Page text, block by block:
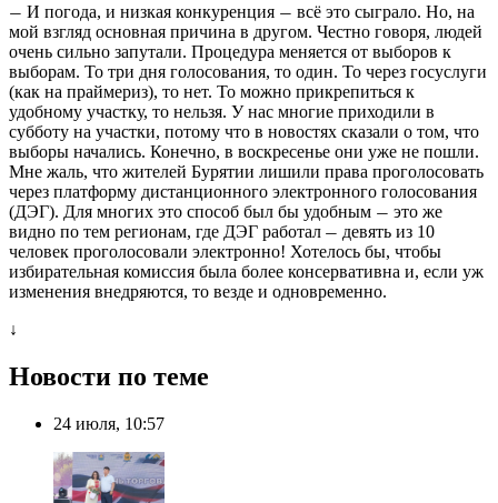
— И погода, и низкая конкуренция — всё это сыграло. Но, на
мой взгляд основная причина в другом. Честно говоря, людей
очень сильно запутали. Процедура меняется от выборов к
выборам. То три дня голосования, то один. То через госуслуги
(как на праймериз), то нет. То можно прикрепиться к
удобному участку, то нельзя. У нас многие приходили в
субботу на участки, потому что в новостях сказали о том, что
выборы начались. Конечно, в воскресенье они уже не пошли.
Мне жаль, что жителей Бурятии лишили права проголосовать
через платформу дистанционного электронного голосования
(ДЭГ). Для многих это способ был бы удобным — это же
видно по тем регионам, где ДЭГ работал — девять из 10
человек проголосовали электронно! Хотелось бы, чтобы
избирательная комиссия была более консервативна и, если уж
изменения внедряются, то везде и одновременно.
↓
Новости по теме
24 июля, 10:57